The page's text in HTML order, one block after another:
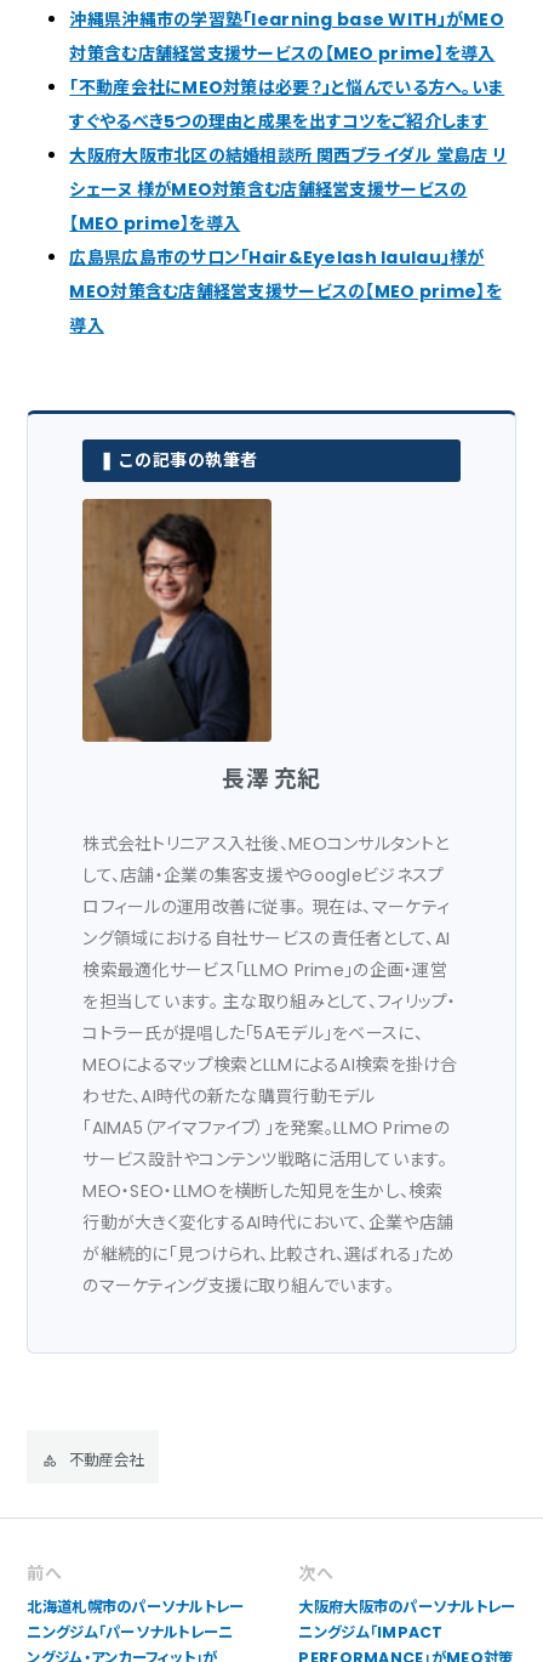
沖縄県沖縄市の学習塾「learning base WITH」がMEO
対策含む店舗経営支援サービスの【MEO prime】を導入
「不動産会社にMEO対策は必要？」と悩んでいる方へ。いま
すぐやるべき5つの理由と成果を出すコツをご紹介します
大阪府大阪市北区の結婚相談所 関西ブライダル 堂島店 リ
シェーヌ 様がMEO対策含む店舗経営支援サービスの
【MEO prime】を導入
広島県広島市のサロン「Hair&Eyelash laulau」様が
MEO対策含む店舗経営支援サービスの【MEO prime】を
導入
長澤 充紀
株式会社トリニアス入社後、MEOコンサルタントと
して、店舗・企業の集客支援やGoogleビジネスプ
ロフィールの運用改善に従事。 現在は、マーケティ
ング領域における自社サービスの責任者として、AI
検索最適化サービス「LLMO Prime」の企画・運営
を担当しています。 主な取り組みとして、フィリップ・
コトラー氏が提唱した「5Aモデル」をベースに、
MEOによるマップ検索とLLMによるAI検索を掛け合
わせた、AI時代の新たな購買行動モデル
「AIMA5（アイマファイブ）」を発案。LLMO Primeの
サービス設計やコンテンツ戦略に活用しています。
MEO・SEO・LLMOを横断した知見を生かし、検索
行動が大きく変化するAI時代において、企業や店舗
が継続的に「見つけられ、比較され、選ばれる」ため
のマーケティング支援に取り組んでいます。
不動産会社
前へ
北海道札幌市のパーソナルトレー
ニングジム「パーソナルトレーニ
ングジム・アンカーフィット」が
次へ
大阪府大阪市のパーソナルトレー
ニングジム「IMPACT
PERFORMANCE」がMEO対策